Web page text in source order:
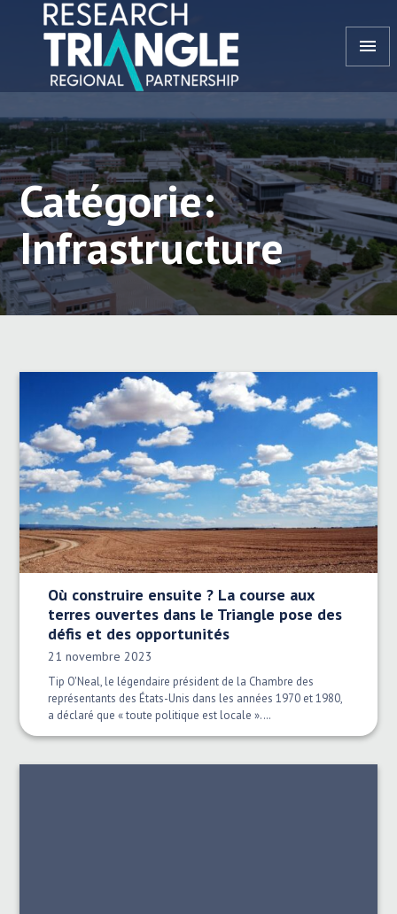
Aller au contenu
menu
Catégorie:
Infrastructure
Où construire ensuite ? La course aux
terres ouvertes dans le Triangle pose des
défis et des opportunités
Date publiée:
21 novembre 2023
Tip O'Neal, le légendaire président de la Chambre des
représentants des États-Unis dans les années 1970 et 1980,
a déclaré que « toute politique est locale ».…